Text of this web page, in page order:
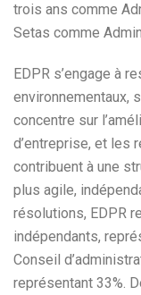
trois ans comme
Setas comme
EDPR s’engage à
environnementaux,
concentre sur
d’entreprise, et les
contribuent à une
plus agile,
résolutions, EDPR
indépendants,
Conseil
représentant 33%.